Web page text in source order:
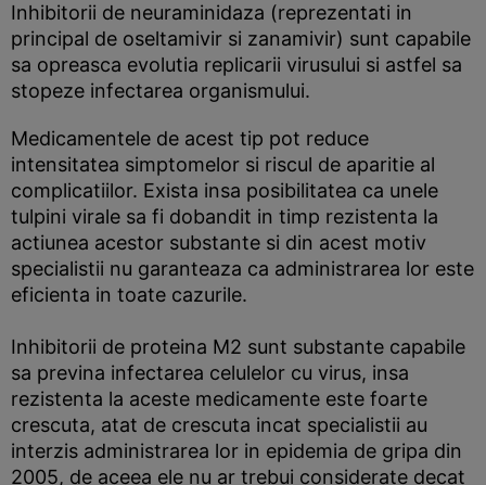
Inhibitorii de neuraminidaza (reprezentati in
principal de oseltamivir si zanamivir) sunt capabile
sa opreasca evolutia replicarii virusului si astfel sa
stopeze infectarea organismului.
Medicamentele de acest tip pot reduce
intensitatea simptomelor si riscul de aparitie al
complicatiilor. Exista insa posibilitatea ca unele
tulpini virale sa fi dobandit in timp rezistenta la
actiunea acestor substante si din acest motiv
specialistii nu garanteaza ca administrarea lor este
eficienta in toate cazurile.
Inhibitorii de proteina M2 sunt substante capabile
sa previna infectarea celulelor cu virus, insa
rezistenta la aceste medicamente este foarte
crescuta, atat de crescuta incat specialistii au
interzis administrarea lor in epidemia de gripa din
2005, de aceea ele nu ar trebui considerate decat